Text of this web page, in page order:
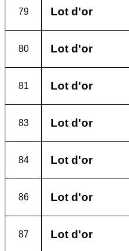
79 Lot d'or
80 Lot d'or
81 Lot d'or
83 Lot d'or
84 Lot d'or
86 Lot d'or
87 Lot d'or